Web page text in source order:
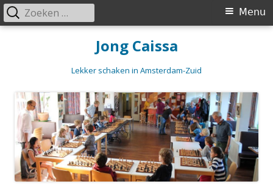
Jong Caissa
Lekker schaken in Amsterdam-Zuid
Primair
Menu
Zoeken
naar: